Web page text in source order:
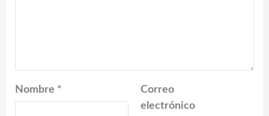
Nombre *
Correo
electrónico